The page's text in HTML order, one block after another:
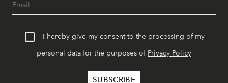
I hereby give my consent to the processing of my
personal data for the purposes of Privacy Policy